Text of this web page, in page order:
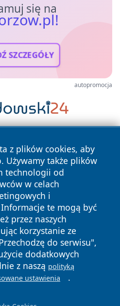
się na
SZCZEGÓŁY
autopromocja
z plików cookies, aby
Używamy także plików
technologii od
w celach
i
Informacje te mogą być
przez naszych
korzystanie ze
do serwisu",
dodatkowych
z naszą polityką
ustawienia .
Wszystkie prawa zastrzeżone.
Polityka
Cookies